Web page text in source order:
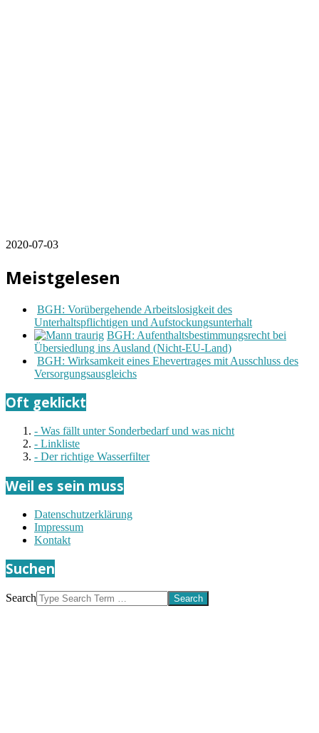
2020-07-03
Meistgelesen
BGH: Vorübergehende Arbeitslosigkeit des
Unterhaltspflichtigen und Aufstockungsunterhalt
BGH: Aufenthaltsbestimmungsrecht bei
Übersiedlung ins Ausland (Nicht-EU-Land)
BGH: Wirksamkeit eines Ehevertrages mit Ausschluss des
Versorgungsausgleichs
Oft geklickt
- Was fällt unter Sonderbedarf und was nicht
- Linkliste
- Der richtige Wasserfilter
Weil es sein muss
Datenschutzerklärung
Impressum
Kontakt
Suchen
Search